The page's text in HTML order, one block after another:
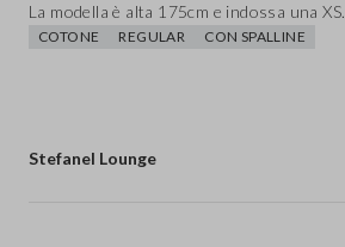
La modella è alta 175cm e indossa una XS.
COTONE REGULAR CON SPALLINE
Stefanel Lounge